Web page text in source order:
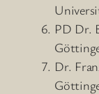
PD Dr.
Dr.